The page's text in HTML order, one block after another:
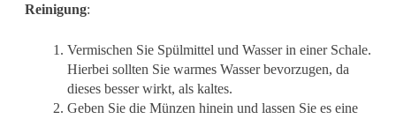
Reinigung:
Vermischen Sie Spülmittel und Wasser in einer Schale.
Hierbei sollten Sie warmes Wasser bevorzugen, da
dieses besser wirkt, als kaltes.
Geben Sie die Münzen hinein und lassen Sie es eine